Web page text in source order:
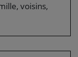
voisins,